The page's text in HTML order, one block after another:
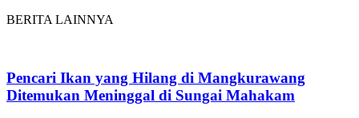
BERITA LAINNYA
Pencari Ikan yang Hilang di Mangkurawang
Ditemukan Meninggal di Sungai Mahakam